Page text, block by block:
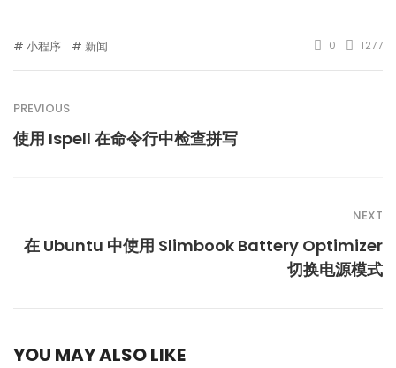
小程序 新闻 0 1277
PREVIOUS
使用 Ispell 在命令行中检查拼写
NEXT
在 Ubuntu 中使用 Slimbook Battery Optimizer
切换电源模式
YOU MAY ALSO LIKE